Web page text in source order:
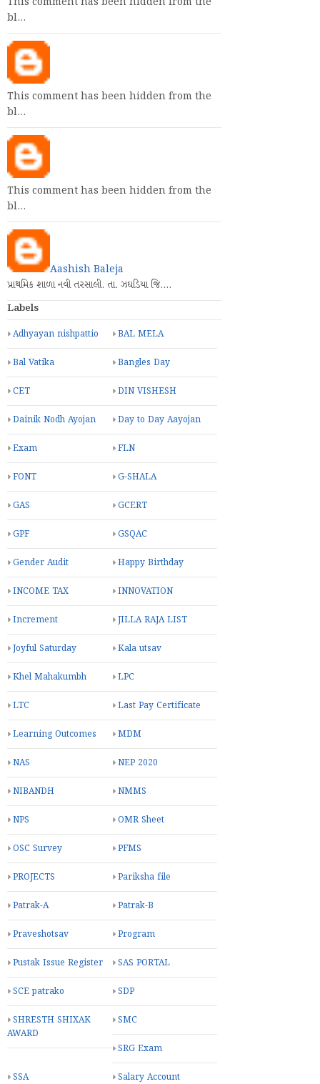
bl…
This comment has been hidden from the
bl…
This comment has been hidden from the
bl…
Aashish Baleja
પ્રાથમિક શાળા નવી તરસાલી. તા. ઝઘડિયા જિ.…
Labels
Adhyayan nishpattio BAL MELA
Bal Vatika Bangles Day
CET DIN VISHESH
Dainik Nodh Ayojan Day to Day Aayojan
Exam FLN
FONT G-SHALA
GAS GCERT
GPF GSQAC
Gender Audit Happy Birthday
INCOME TAX INNOVATION
Increment JILLA RAJA LIST
Joyful Saturday Kala utsav
Khel Mahakumbh LPC
LTC Last Pay Certificate
Learning Outcomes MDM
NAS NEP 2020
NIBANDH NMMS
NPS OMR Sheet
OSC Survey PFMS
PROJECTS Pariksha file
Patrak-A Patrak-B
Praveshotsav Program
Pustak Issue Register SAS PORTAL
SCE patrako SDP
SHRESTH SHIXAK
AWARD
SMC
SRG Exam
SSA Salary Account